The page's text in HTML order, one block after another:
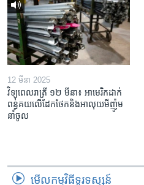
12 មីនា 2025
វិទ្យុពេលរាត្រី ១២ មីនា៖ អាមេរិក​ដាក់​
ពន្ធគយ​លើ​ដែកថែក​និង​អាលុយ​មីញ៉ូម​
នាំចូល
មើល​កម្មវិធី​ទូរទស្សន៍